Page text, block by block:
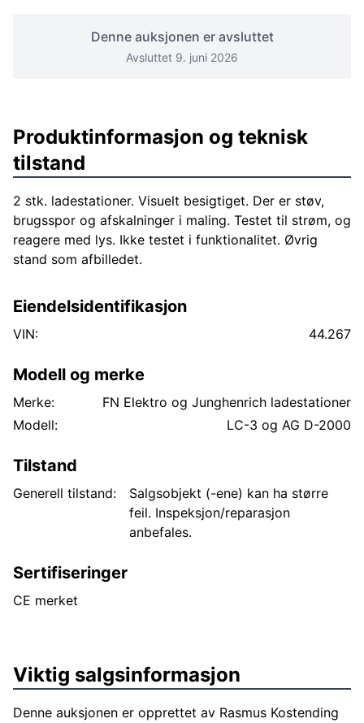
Denne auksjonen er avsluttet
Avsluttet 9. juni 2026
Produktinformasjon og teknisk
tilstand
2 stk. ladestationer. Visuelt besigtiget. Der er støv,
brugsspor og afskalninger i maling. Testet til strøm, og
reagere med lys. Ikke testet i funktionalitet. Øvrig
stand som afbilledet.
Eiendelsidentifikasjon
VIN: 44.267
Modell og merke
Merke:
FN Elektro og Junghenrich ladestationer
Modell:
LC-3 og AG D-2000
Tilstand
Generell tilstand:
Salgsobjekt (-ene) kan ha større
feil. Inspeksjon/reparasjon
anbefales.
Sertifiseringer
CE merket
Viktig salgsinformasjon
Denne auksjonen er opprettet av Rasmus Kostending